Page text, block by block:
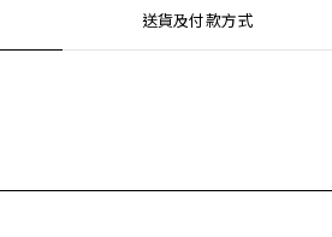
送貨及付款方式